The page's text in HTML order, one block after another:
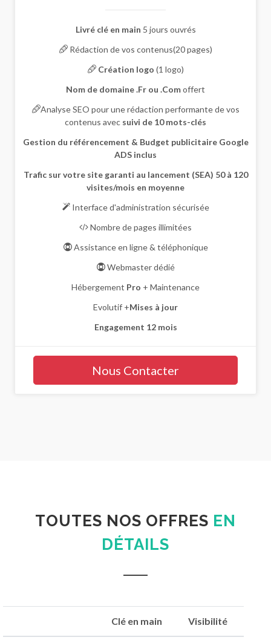
Livré clé en main 5 jours ouvrés
Rédaction de vos contenus(20 pages)
Création logo (1 logo)
Nom de domaine .Fr ou .Comoffert
Analyse SEO pour une rédaction performante de vos
contenus avec suivi de 10 mots-clés
Gestion du référencement & Budget publicitaire Google
ADS inclus
Trafic sur votre site garanti au lancement (SEA) 50 à 120
visites/mois en moyenne
Interface d'administration sécurisée
Nombre de pages illimitées
Assistance en ligne & téléphonique
Webmaster dédié
Hébergement Pro + Maintenance
Evolutif +Mises à jour
Engagement 12 mois
Nous Contacter
TOUTES NOS OFFRES EN
DÉTAILS
Clé en main Visibilité